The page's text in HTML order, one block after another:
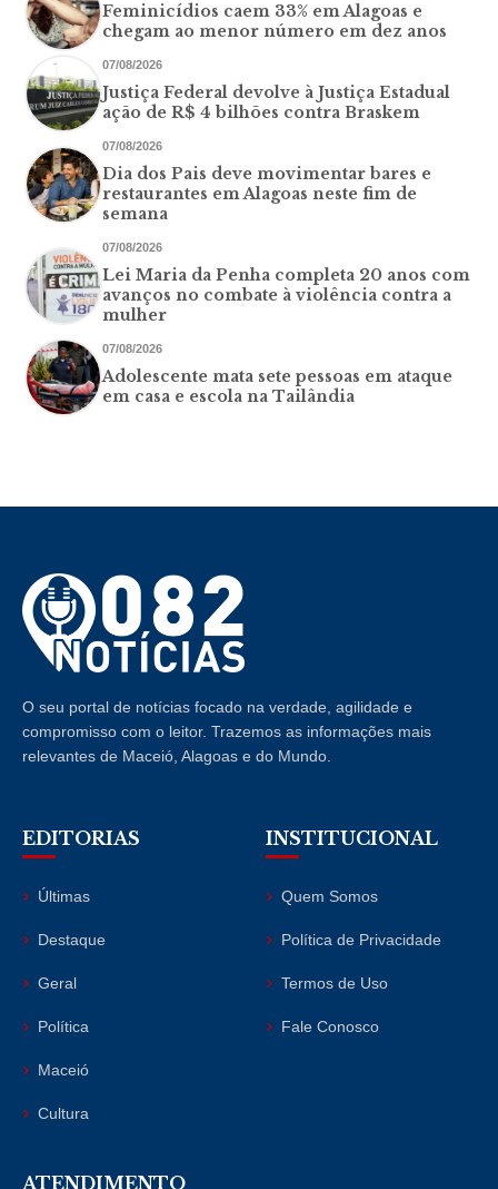
Feminicídios caem 33% em Alagoas e
chegam ao menor número em dez anos
07/08/2026
Justiça Federal devolve à Justiça Estadual
ação de R$ 4 bilhões contra Braskem
07/08/2026
Dia dos Pais deve movimentar bares e
restaurantes em Alagoas neste fim de
semana
07/08/2026
Lei Maria da Penha completa 20 anos com
avanços no combate à violência contra a
mulher
07/08/2026
Adolescente mata sete pessoas em ataque
em casa e escola na Tailândia
O seu portal de notícias focado na verdade, agilidade e
compromisso com o leitor. Trazemos as informações mais
relevantes de Maceió, Alagoas e do Mundo.
EDITORIAS
Últimas
Destaque
Geral
Política
Maceió
Cultura
INSTITUCIONAL
Quem Somos
Política de Privacidade
Termos de Uso
Fale Conosco
ATENDIMENTO